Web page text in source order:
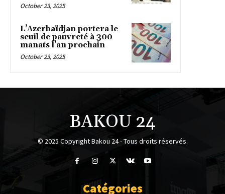
October 23, 2025
L’Azerbaïdjan portera le
seuil de pauvreté à 300
manats l’an prochain
October 23, 2025
BAKOU 24
© 2025 Copyright Bakou 24 - Tous droits réservés.
Catégories